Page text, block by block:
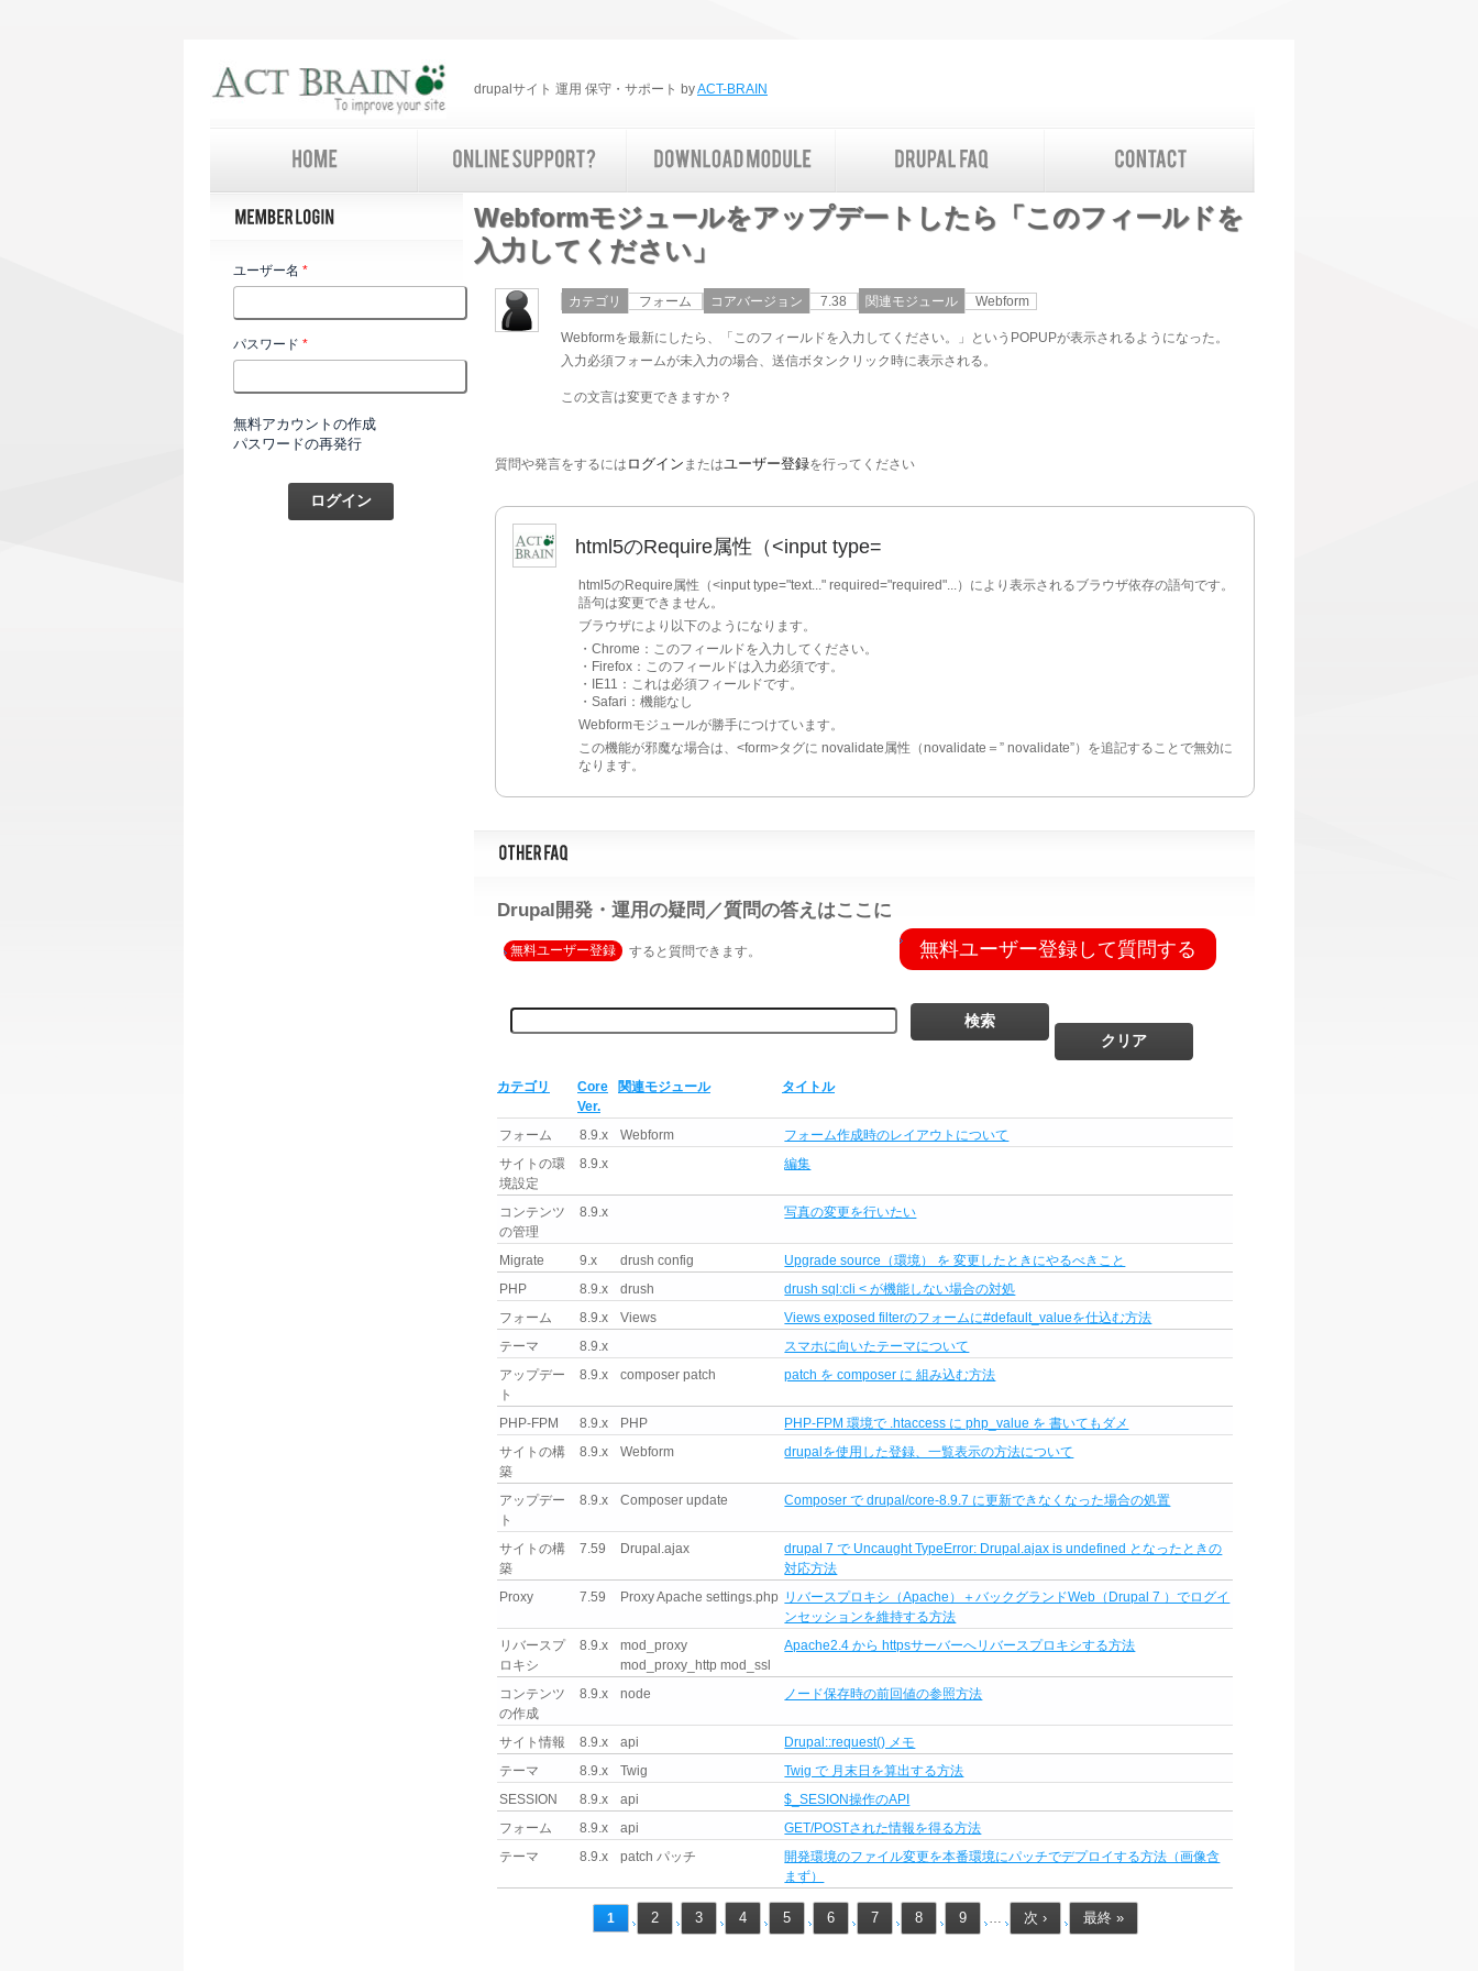
drupalサイト 運用 保守・サポート byACT-BRAIN
ユーザー名 *
パスワード *
無料アカウントの作成
パスワードの再発行
Webformモジュールをアップデートしたら「このフィールドを
入力してください」
カテゴリ フォーム コアバージョン 7.38 関連モジュール Webform
Webformを最新にしたら、「このフィールドを入力してください。」というPOPUPが表示されるようになった。
入力必須フォームが未入力の場合、送信ボタンクリック時に表示される。
この文言は変更できますか？
質問や発言をするには ログイン またはユーザー登録を行ってください
html5のRequire属性（<input type=
html5のRequire属性（<input type="text..." required="required"...）により表示されるブラウザ依存の語句です。
語句は変更できません。
ブラウザにより以下のようになります。
・Chrome：このフィールドを入力してください。
・Firefox：このフィールドは入力必須です。
・IE11：これは必須フィールドです。
・Safari：機能なし
Webformモジュールが勝手につけています。
この機能が邪魔な場合は、<form>タグに novalidate属性（novalidate＝” novalidate”）を追記することで無効に
なります。
Drupal開発・運用の疑問／質問の答えはここに
無料ユーザー登録 すると質問できます。 無料ユーザー登録して質問する
カテゴリ
Core
Ver.
関連モジュール タイトル
フォーム 8.9.x Webform
フォーム作成時のレイアウトについて
サイトの環
境設定
8.9.x 編集
コンテンツ
の管理
8.9.x 写真の変更を行いたい
Migrate 9.x drush config
Upgrade source（環境） を 変更したときにやるべきこと
PHP
8.9.x drush
drush sql:cli < が機能しない場合の対処
フォーム
8.9.x Views
Views exposed filterのフォームに#default_valueを仕込む方法
テーマ
8.9.x
スマホに向いたテーマについて
アップデー
ト
8.9.x composer patch patch を composer に 組み込む方法
PHP-FPM 8.9.x PHP
PHP-FPM 環境で .htaccess に php_value を 書いてもダメ
サイトの構
築
8.9.x Webform drupalを使用した登録、一覧表示の方法について
アップデー
ト
8.9.x Composer update Composer で drupal/core-8.9.7 に更新できなくなった場合の処置
サイトの構
築
7.59 Drupal.ajax
drupal 7 で Uncaught TypeError: Drupal.ajax is undefined となったときの
対応方法
Proxy
7.59 Proxy Apache settings.php リバースプロキシ（Apache）＋バックグランドWeb（Drupal 7 ）でログイ
ンセッションを維持する方法
リバースプ
ロキシ
8.9.x
mod_proxy
mod_proxy_http mod_ssl
Apache2.4 から httpsサーバーへリバースプロキシする方法
コンテンツ
の作成
8.9.x node ノード保存時の前回値の参照方法
サイト情報 8.9.x api
Drupal::request() メモ
テーマ
8.9.x Twig
Twig で 月末日を算出する方法
SESSION
8.9.x api
$_SESION操作のAPI
フォーム
8.9.x api
GET/POSTされた情報を得る方法
テーマ
8.9.x patch パッチ
開発環境のファイル変更を本番環境にパッチでデプロイする方法（画像含
まず）
1 2 3 4 5 6 7 8 9 次 › 最終 »